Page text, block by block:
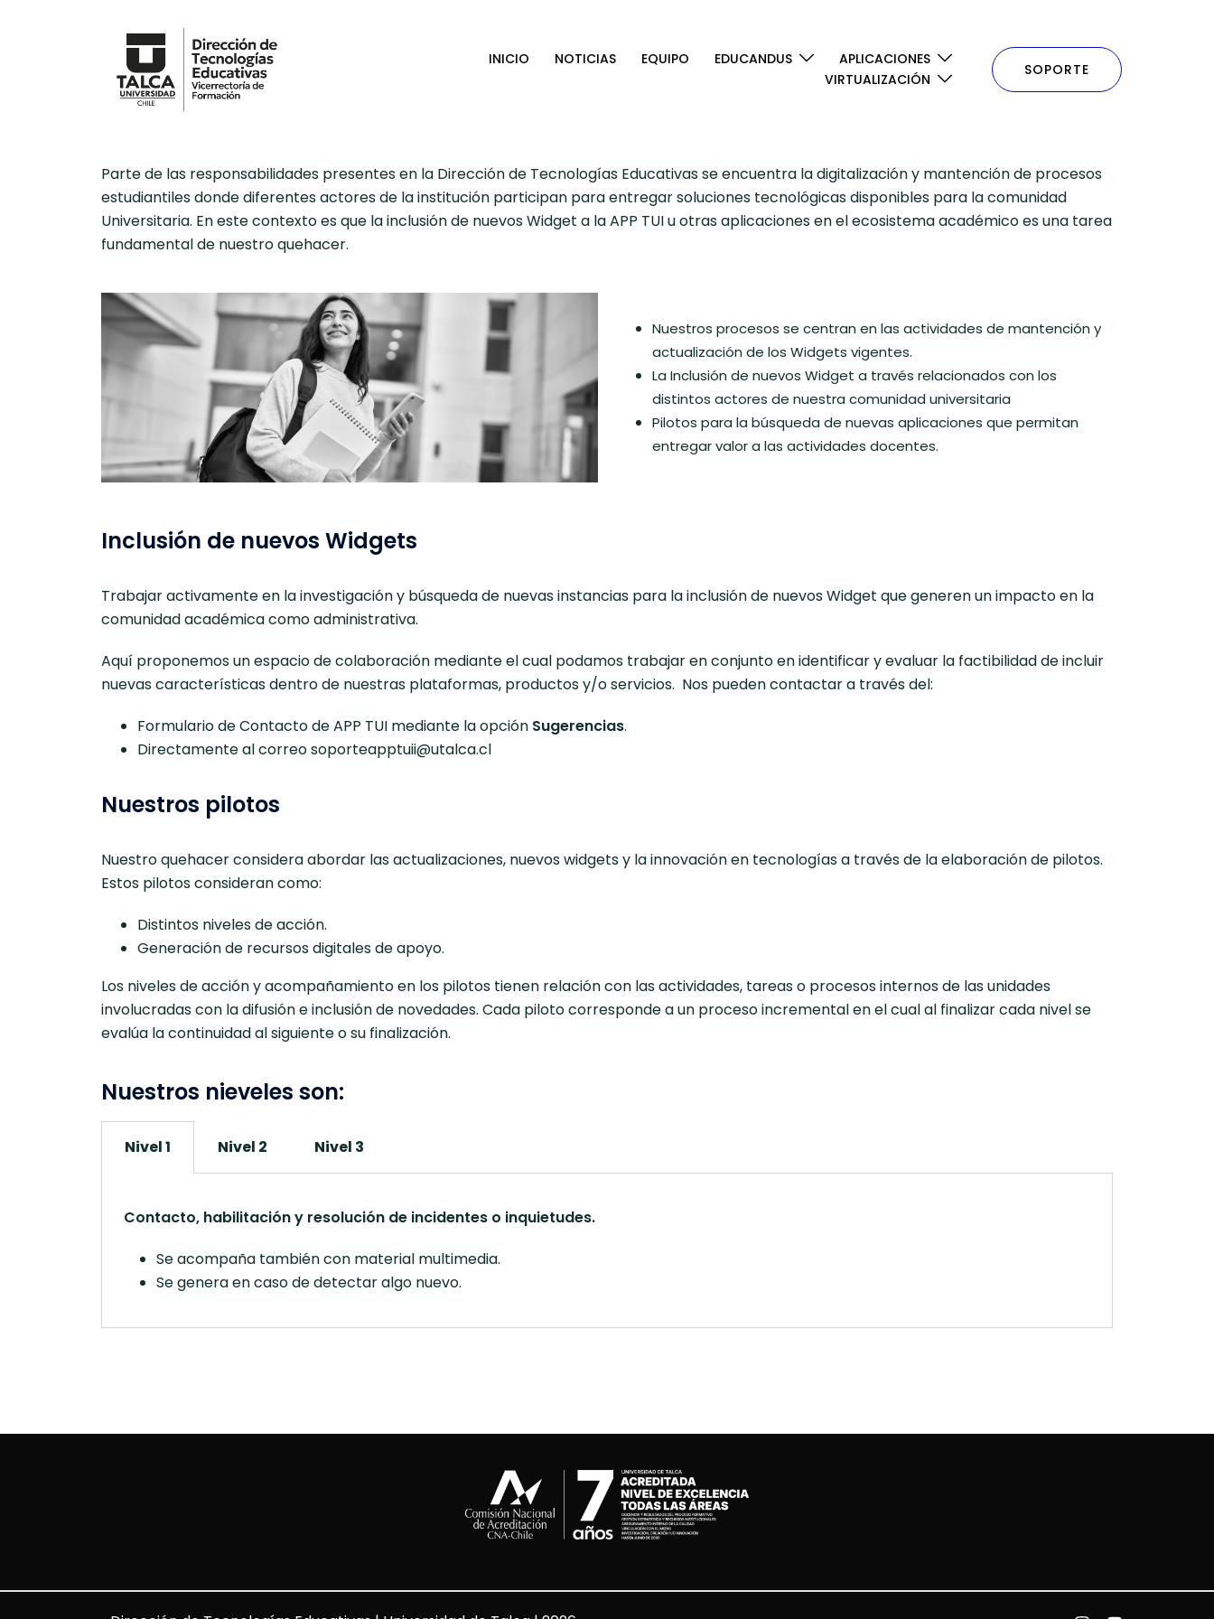
INICIO NOTICIAS EQUIPO EDUCANDUS
APLICACIONES
VIRTUALIZACIÓN
SOPORTE
Parte de las responsabilidades presentes en la Dirección de Tecnologías Educativas se encuentra la digitalización y mantención de procesos
estudiantiles donde diferentes actores de la institución participan para entregar soluciones tecnológicas disponibles para la comunidad
Universitaria. En este contexto es que la inclusión de nuevos Widget a la APP TUI u otras aplicaciones en el ecosistema académico es una tarea
fundamental de nuestro quehacer.
Nuestros procesos se centran en las actividades de mantención y
actualización de los Widgets vigentes.
La Inclusión de nuevos Widget a través relacionados con los
distintos actores de nuestra comunidad universitaria
Pilotos para la búsqueda de nuevas aplicaciones que permitan
entregar valor a las actividades docentes.
Inclusión de nuevos Widgets
Trabajar activamente en la investigación y búsqueda de nuevas instancias para la inclusión de nuevos Widget que generen un impacto en la
comunidad académica como administrativa.
Aquí proponemos un espacio de colaboración mediante el cual podamos trabajar en conjunto en identificar y evaluar la factibilidad de incluir
nuevas características dentro de nuestras plataformas, productos y/o servicios. Nos pueden contactar a través del:
Formulario de Contacto de APP TUI mediante la opción Sugerencias.
Directamente al correo soporteapptuii@utalca.cl
Nuestros pilotos
Nuestro quehacer considera abordar las actualizaciones, nuevos widgets y la innovación en tecnologías a través de la elaboración de pilotos.
Estos pilotos consideran como:
Distintos niveles de acción.
Generación de recursos digitales de apoyo.
Los niveles de acción y acompañamiento en los pilotos tienen relación con las actividades, tareas o procesos internos de las unidades
involucradas con la difusión e inclusión de novedades. Cada piloto corresponde a un proceso incremental en el cual al finalizar cada nivel se
evalúa la continuidad al siguiente o su finalización.
Nuestros nieveles son:
Nivel 1 Nivel 2 Nivel 3
Contacto, habilitación y resolución de incidentes o inquietudes.
Se acompaña también con material multimedia.
Se genera en caso de detectar algo nuevo.